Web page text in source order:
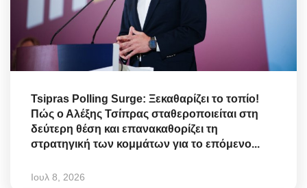
Tsipras Polling Surge: Ξεκαθαρίζει το τοπίο!
Πώς ο Αλέξης Τσίπρας σταθεροποιείται στη
δεύτερη θέση και επανακαθορίζει τη
στρατηγική των κομμάτων για το επόμενο...
Ιουλ 8, 2026